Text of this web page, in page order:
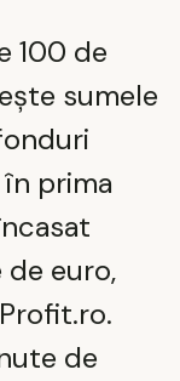
100 de
sumele
prima
de euro,
de